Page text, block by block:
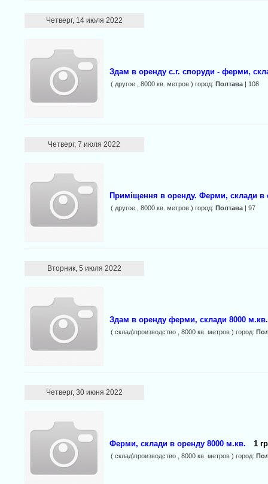
Четверг, 14 июля 2022
Здам в оренду с.г. споруди - ферми,
( другое , 8000 кв. метров ) город: Полтава| 108
Четверг, 7 июля 2022
Приміщення в оренду. Ферми, склади в
( другое , 8000 кв. метров ) город: Полтава| 97
Вторник, 5 июля 2022
Здам в оренду ферми, склади 8000 м.кв.
( склад\производство , 8000 кв. метров ) город:
Четверг, 30 июня 2022
Ферми, склади в оренду 8000 м.кв. 1
( склад\производство , 8000 кв. метров ) город: